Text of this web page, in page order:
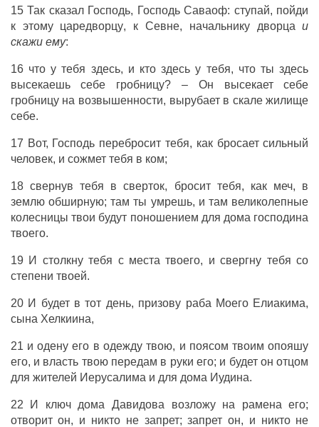
15 Так сказал Господь, Господь Саваоф: ступай, пойди
к этому царедворцу, к Севне, начальнику дворца
и
скажи ему:
16 что у тебя здесь, и кто здесь у тебя, что тыздесь
высекаешьсебе гробницу? – Он высекаетсебе
гробницуна возвышенности, вырубаетв скале жилище
себе.
17 Вот, Господь перебросит тебя, как бросает сильный
человек, и сожметтебя в ком;
18 свернув тебя всверток, броситтебя, как меч, в
землю обширную; там ты умрешь, и там великолепные
колесницы твои будут поношением для дома господина
твоего.
19 И столкнутебя с места твоего, исвергну тебя со
степени твоей.
20 И будет в тот день, призову раба Моего Елиакима,
сына Хелкиина,
21 иодену его водежду твою, и поясом твоимопояшу
его, и власть твою передам в руки его; и будет онотцом
для жителей Иерусалима и для дома Иудина.
22 И ключ дома Давидова возложуна рамена его;
отворитон, и никто не запрет;запрет он, и никто не